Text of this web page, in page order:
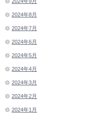
2024年8月
2024年7月
2024年6月
2024年5月
2024年4月
2024年3月
2024年2月
2024年1月